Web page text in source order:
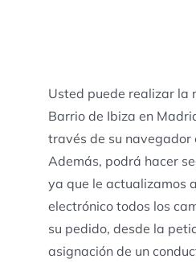
Usted puede realizar la
Barrio de Ibiza en
través de su navegador
Además, podrá hacer
ya que le actualizamos
electrónico todos los
su pedido, desde la
asignación de un